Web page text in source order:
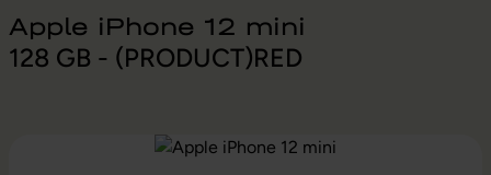
Apple iPhone 12 mini
128 GB - (PRODUCT)RED
Bildergalerie überspringen